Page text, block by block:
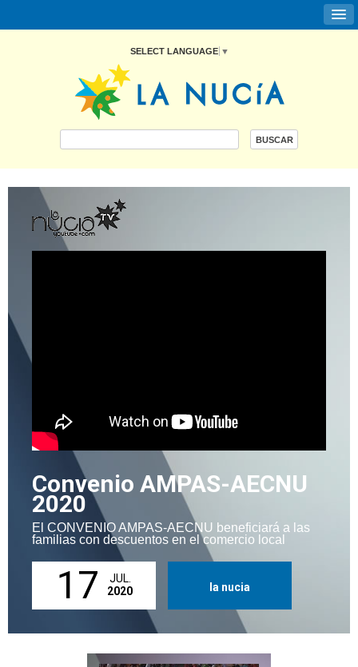
SELECT LANGUAGE ▼
Convenio AMPAS-AECNU
2020
El CONVENIO AMPAS-AECNU beneficiará a las
familias con descuentos en el comercio local
17
JUL.
2020
la nucia